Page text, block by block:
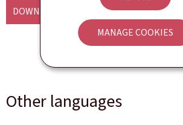
MANAGE COOKIES
DOWNLOAD (EN, PDF - 5.52 MB)
Other languages